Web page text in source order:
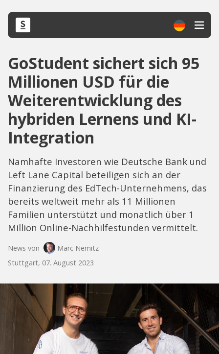
GoStudent sichert sich 95
Millionen USD für die
Weiterentwicklung des
hybriden Lernens und KI-
Integration
Namhafte Investoren wie Deutsche Bank und
Left Lane Capital beteiligen sich an der
Finanzierung des EdTech-Unternehmens, das
bereits weltweit mehr als 11 Millionen
Familien unterstützt und monatlich über 1
Million Online-Nachhilfestunden vermittelt.
News von
Marc Nemitz
Stuttgart, 07. August 2023